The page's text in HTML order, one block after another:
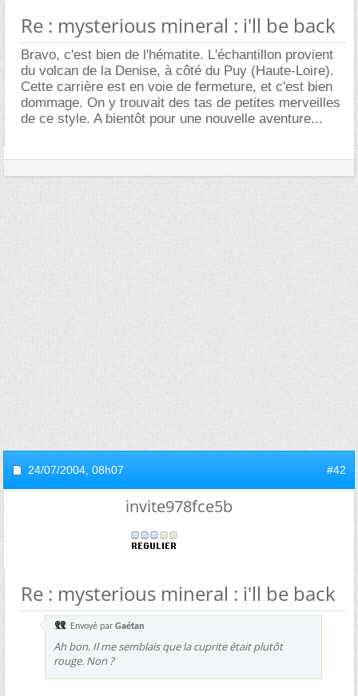
Re : mysterious mineral : i'll be back
Bravo, c'est bien de l'hématite. L'échantillon provient
du volcan de la Denise, à côté du Puy (Haute-Loire).
Cette carrière est en voie de fermeture, et c'est bien
dommage. On y trouvait des tas de petites merveilles
de ce style. A bientôt pour une nouvelle aventure...
24/07/2004, 08h07 #42
invite978fce5b
Re : mysterious mineral : i'll be back
Envoyé par Gaétan
Ah bon. Il me semblais que la cuprite était plutôt
rouge. Non ?